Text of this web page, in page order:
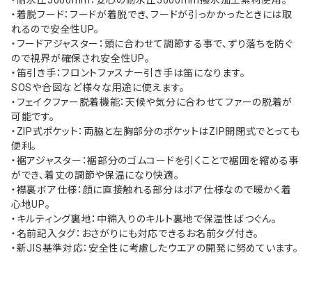
・着脱フード：フードが着脱でき、フードが引っかかったときには取
れるので安全性UP。
・フードアジャスター：頭に合わせて調節する事で、ずり落ちを防ぐ
ので視界が確保され安全性UP。
・笛引き手：フロントファスナー引き手は笛になります。
SOSや合図など様々な用途に使えます。
・フェイクファー脱着機能：天候や気分に合わせてファーの脱着が
可能です。
・ZIP式ポケット：両脇と左胸部分のポケットはZIP開閉式でとっても
便利。
・裾アジャスター：裾部分のゴムコードを引くことで裾囲を縮める事
ができ、着丈の調節や保温になり快適。
・襟裏ボア仕様：顔に直接触れる部分はボア仕様なので暖かく着
心地UP。
・キルティング裏地：中綿入りのキルト裏地で保温性ばつぐん。
・名前記入タグ：おさがりにも対応できるお名前タグ付き。
・新JIS基準対応：安全性に考慮したウエアの開発に努めています。